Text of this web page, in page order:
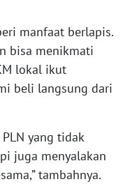
manfaat berlapis.
bisa menikmati
lokal ikut
beli langsung dari
yang tidak
juga menyalakan
tambahnya.